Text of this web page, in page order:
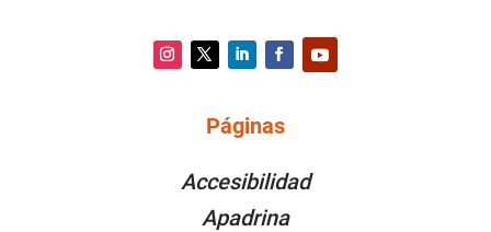
Facebook
Páginas
Accesibilidad
Apadrina